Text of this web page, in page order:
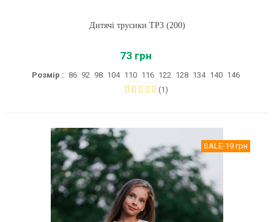
Дитячі трусики ТР3 (200)
73 грн
Розмір : 86 92 98 104 110 116 122 128 134 140 146
(1)
SALE-19 грн